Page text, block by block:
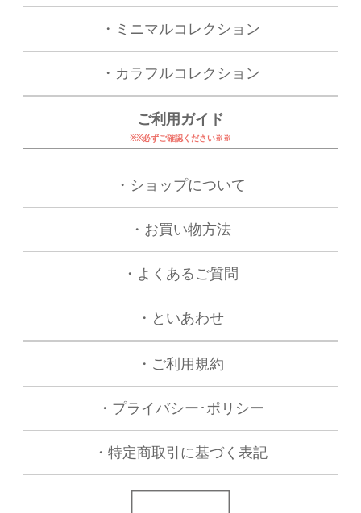
・ミニマルコレクション
・カラフルコレクション
ご利用ガイド
※※必ずご確認ください※※
・ショップについて
・お買い物方法
・よくあるご質問
・といあわせ
・ ご利用規約
・ プライバシー･ポリシー
・ 特定商取引に基づく表記